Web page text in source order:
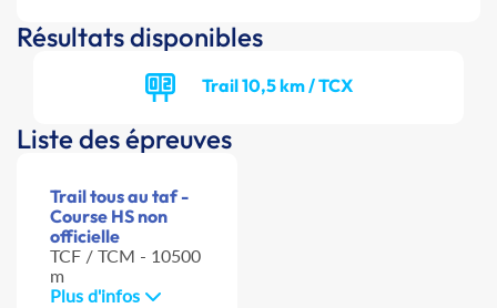
Résultats disponibles
Trail 10,5 km / TCX
Liste des épreuves
Trail tous au taf -
Course HS non
officielle
TCF / TCM - 10500
m
Plus d'infos